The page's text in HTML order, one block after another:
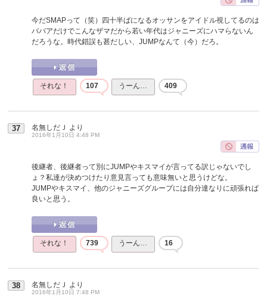
今だSMAPって（笑）四十半ばになるオッサンをアイドル視してるのは
ババアだけでこんなザマだから若い年代はジャニーズにハマらないん
だろうな。時代錯誤も甚だしい、JUMPなんて（今）だろ。
それな！ 107 うーん… 409
37 名無しだＪ より
2016年1月10日 4:48 PM
後継者、後継者って別にJUMPやキスマイが言ってる訳じゃないでし
ょ？私達が決めつけたり意見言っても意味無いと思うけどな。
JUMPやキスマイ、他のジャニーズグループには自分達なりに頑張れば
良いと思う。
それな！ 739 うーん… 16
38 名無しだＪ より
2016年1月10日 7:48 PM